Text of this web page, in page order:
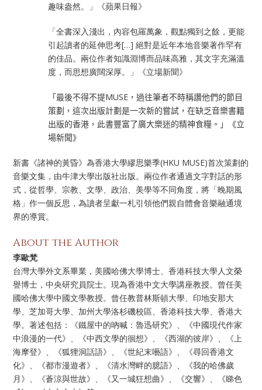
趣味盎然。」《蘋果日報》
「全書深入淺出，內容包羅萬象，觀點獨到之餘，更能
引起讀者的延伸思考[…] 絕對是近年本地音樂著作罕有
的佳品。兩位作者知識淵博而品味高雅，其文字充滿溫
度，而思想廣闊深厚。」《立場新聞》
「最後不得不提MUSE ，過往筆者不時稱讚他們的節目
策劃，這次出版計劃是一次新的嘗試，在缺乏音樂書籍
出版的香港，此書豐富了廣大樂迷的精神食糧。」《立
場新聞》
新書《諸神的黃昏》為香港大學繆思樂季(HKU MUSE)首次策劃的
音樂文集，由牛津大學出版社出版。兩位作者通過文字對話的形
式，從哲學、宗教、文學、政治、美學等不同角度，將「晚期風
格」作一個反思，為讀者呈獻一札引領他們親自體會音樂融通境
界的導賞。
About the Author
李歐梵
台灣大學外文系畢業，美國哈佛大學博士、香港科技大學人文榮
譽博士，中央研究員院士。現為香港中文大學講座教授。曾任美
國哈佛大學中國文學教授。曾任教普林斯頓大學、印地安那大
學、芝加哥大學、加州大學洛杉磯校區、香港科技大學、香港大
學。著述包括：《鐵屋中的吶喊：魯迅研究》、《中國現代作家
中浪漫的一代》、《中西文學的徊想》、《西湖的彼岸》、《上
海摩登》、《狐狸洞話語》、《世紀末囈語》、《尋回香港文
化》、《都市漫遊者》、《清水灣畔的臆語》、《我的哈佛歲
月》、《蒼涼與世故》、《又一城狂想曲》、《交響》、《睇色